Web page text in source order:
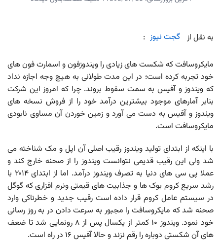
به نقل از گجت نیوز :
مایکروسافت که شکست های زیادی را ویندوزفون و اسمارت فون های
خود تجربه کرده است؛ در این مدت طولانی به هیچ وجه اجازه نداد
که ویندوز و آفیس به سمت سقوط بروند. چرا که امروز این شرکت
بنابر آمارهای موجود بیشترین درآمد خود را از فروش نسخه های
ویندوز و آفیس به دست می آورد و زمین خوردن آن مساوی نابودی
مایکروسافت است.
با اینکه از ابتدای تولید ویندوز رقیب اصلی آن اپل و مک شناخته می
شد ولی این رقیب قدیمی نتوانست ویندوز را از صحنه خارج کند و
عملا پی سی های دنیا به تصرف ویندوز درآمد. اما از ابتدای ۲۰۱۴ با
رشد سریع کروم بوک ها و جذابیت های قیمتی ونرم افزاری که گوگل
در سیستم عامل کروم قرار داده است رقیب جدید و خطرناکی وارد
صحنه شد که مایکروسافت را مجبور به سرعت دادن در به روز رسانی
خود نمود. ویندوز ۱۰ کمتر از یکسال پس از ۸ رونمایی شد تا ضعف
های آن شکستی دوباره را رقم نزند و حالا آفیس ۱۶ در راه است.